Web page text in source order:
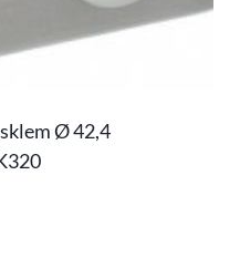
Ø 42,4